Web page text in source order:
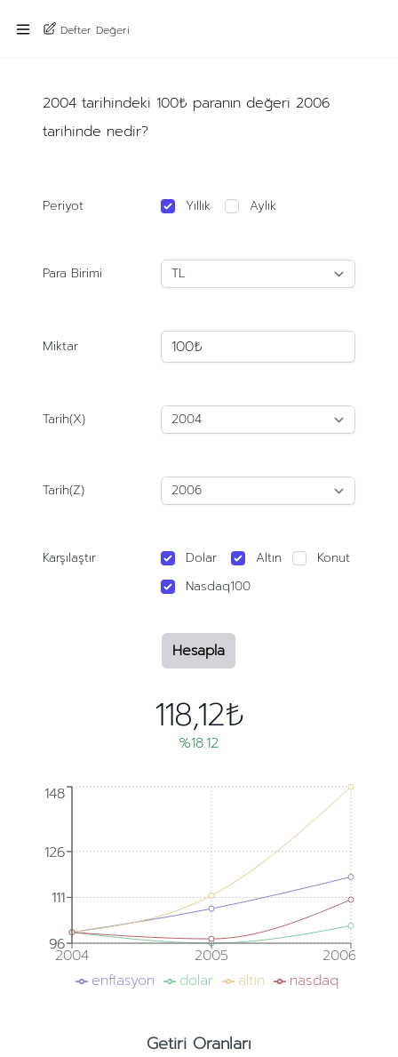
Defter Değeri
2004 tarihindeki 100₺ paranın değeri 2006
tarihinde nedir?
Periyot Yıllık Aylık
Para Birimi
Miktar
Tarih(X)
Tarih(Z)
Karşılaştır Dolar Altın
Konut
Nasdaq100
Hesapla
118,12₺
%18.12
2004 2005 2006
96
111
126
148
96
111
126
148
enflasyon dolar altın nasdaq
Getiri Oranları